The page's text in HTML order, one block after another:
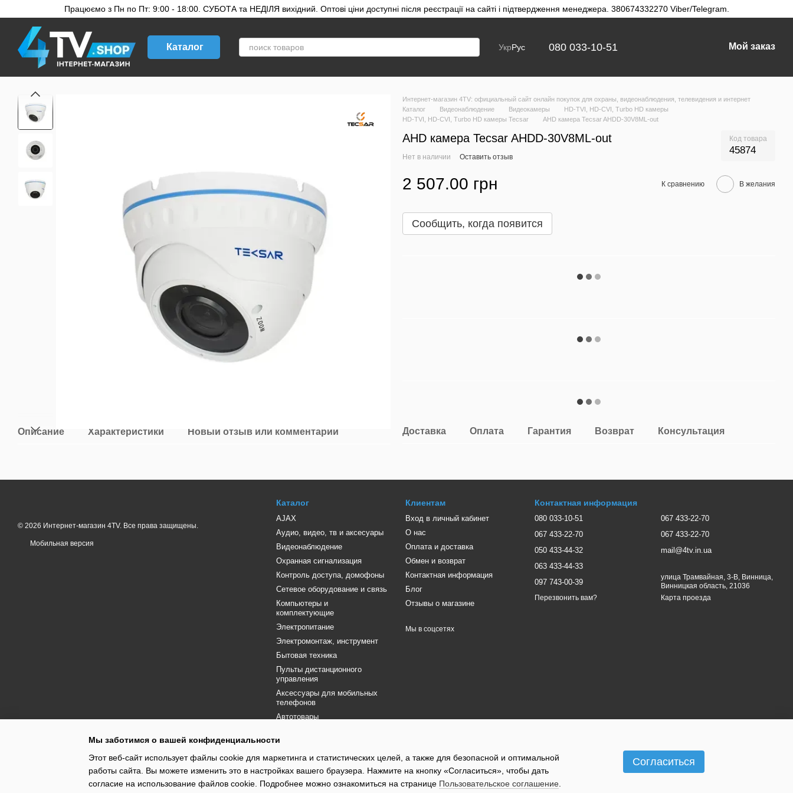
Перейти к основному контенту
Працюємо з Пн по Пт: 9:00 - 18:00. СУБОТА та НЕДІЛЯ вихідний. Оптові ціни доступні після реєстрації на сайті і підтвердження менеджера. 380674332270 Viber/Telegram.
Каталог УкрРус 080 033-10-51 Мой заказ
Описание Характеристики Новый отзыв или комментарий
Интернет-магазин 4TV: официальный сайт онлайн покупок для охраны, видеонаблюдения, телевидения и интернет
Каталог
Видеонаблюдение Видеокамеры
HD-TVI, HD-CVI, Turbo HD камеры
HD-TVI, HD-CVI, Turbo HD камеры Tecsar
AHD камера Tecsar AHDD-30V8ML-out
AHD камера Tecsar AHDD-30V8ML-out Код товара
45874
Нет в наличии Оставить отзыв
2 507.00 грн К сравнению В желания
Сообщить, когда появится
Доставка Оплата Гарантия Возврат Консультация
© 2026 Интернет-магазин 4TV. Все права защищены.
Мобильная версия
Каталог
AJAX
Аудио, видео, тв и аксесуары
Видеонаблюдение
Охранная сигнализация
Контроль доступа, домофоны
Сетевое оборудование и связь
Компьютеры и
комплектующие
Электропитание
Электромонтаж, инструмент
Бытовая техника
Пульты дистанционного
управления
Аксессуары для мобильных
телефонов
Автотовары
Электротранспорт
Распродажа
Клиентам
Вход в личный кабинет
О нас
Оплата и доставка
Обмен и возврат
Контактная информация
Блог
Отзывы о магазине
Мы в соцсетях
Контактная информация
080 033-10-51
067 433-22-70
050 433-44-32
063 433-44-33
097 743-00-39
Перезвонить вам?
067 433-22-70
067 433-22-70
mail@4tv.in.ua
улица Трамвайная, 3-В, Винница,
Винницкая область, 21036
Карта проезда
Мы заботимся о вашей конфиденциальности
Этот веб-сайт использует файлы cookie для маркетинга и статистических целей, а также для безопасной и оптимальной
работы сайта. Вы можете изменить это в настройках вашего браузера. Нажмите на кнопку «Согласиться», чтобы дать
согласие на использование файлов cookie. Подробнее можно ознакомиться на странице Пользовательское соглашение
Согласиться